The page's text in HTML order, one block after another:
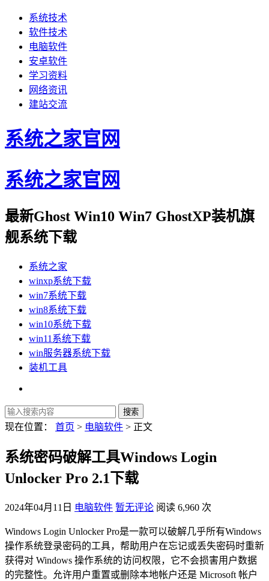
系统技术
软件技术
电脑软件
安卓软件
学习资料
网络资讯
建站交流
系统之家官网
系统之家官网
最新Ghost Win10 Win7 GhostXP装机旗
舰系统下载
系统之家
winxp系统下载
win7系统下载
win8系统下载
win10系统下载
win11系统下载
win服务器系统下载
装机工具
现在位置： 首页 > 电脑软件 > 正文
系统密码破解工具Windows Login
Unlocker Pro 2.1下载
2024年04月11日 电脑软件 暂无评论 阅读 6,960 次
Windows Login Unlocker Pro是一款可以破解几乎所有Windows
操作系统登录密码的工具，帮助用户在忘记或丢失密码时重新
获得对 Windows 操作系统的访问权限，它不会损害用户数据
的完整性。允许用户重置或删除本地帐户还是 Microsoft 帐户